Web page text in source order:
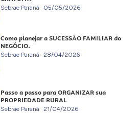
Sebrae Paraná 05/05/2026
Como planejar a SUCESSÃO FAMILIAR do
NEGÓCIO.
Sebrae Paraná 28/04/2026
Passo a passo para ORGANIZAR sua
PROPRIEDADE RURAL
Sebrae Paraná 21/04/2026